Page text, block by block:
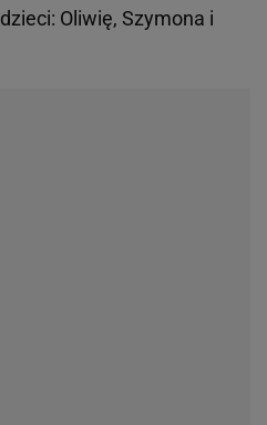
dzieci: Oliwię, Szymona i